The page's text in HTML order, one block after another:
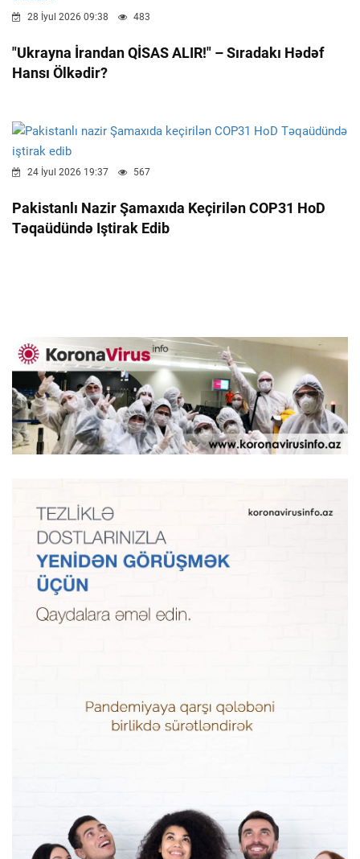
28 İyul 2026 09:38 483
"Ukrayna İrandan QİSAS ALIR!" – Sıradakı Hədəf
Hansı Ölkədir?
24 İyul 2026 19:37 567
Pakistanlı Nazir Şamaxıda Keçirilən COP31 HoD
Təqaüdündə Iştirak Edib